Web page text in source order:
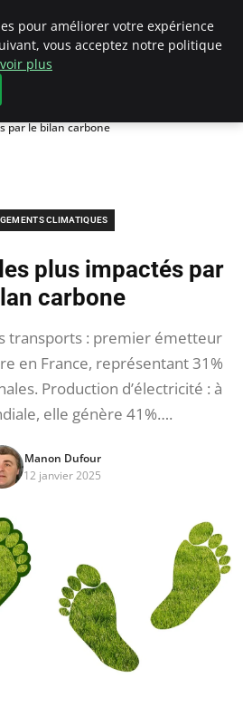
par le bilan carbone
CLIMATIQUES
plus impactés par
carbone
transports : premier émetteur
en France, représentant 31%
Production d’électricité : à
elle génère 41%….
Manon Dufour
12 janvier 2025
pour améliorer votre expérience
vous acceptez notre politique
plus